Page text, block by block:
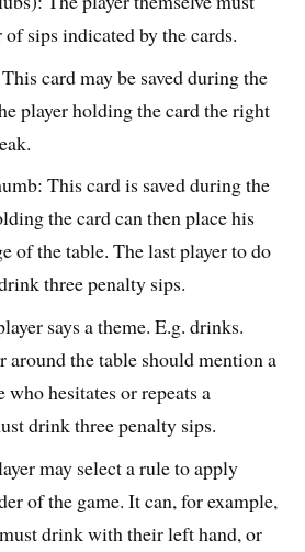
sips indicated by the cards.
card may be saved during the
player holding the card the right
This card is saved during the
the card can then place his
of the table. The last player to do
three penalty sips.
says a theme. E.g. drinks.
around the table should mention a
who hesitates or repeats a
drink three penalty sips.
may select a rule to apply
of the game. It can, for example,
drink with their left hand, or